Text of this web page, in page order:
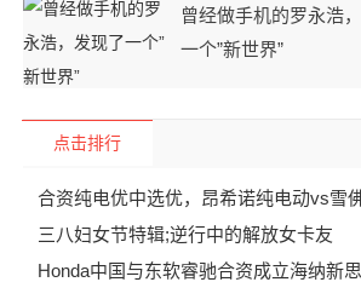
曾经做手机的罗永浩
一个”新世界”
点击排行
合资纯电优中选优，昂希诺纯电动vs雪
三八妇女节特辑;逆行中的解放女卡友
Honda中国与东软睿驰合资成立海纳新思